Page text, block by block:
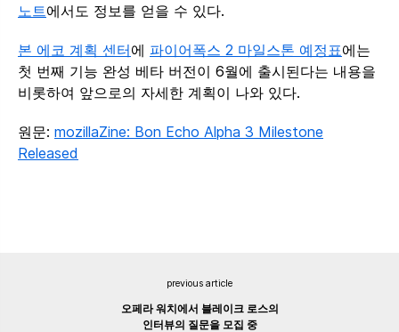
노트에서도 정보를 얻을 수 있다.
본 에코 계획 센터에 파이어폭스 2 마일스톤 예정표에는
첫 번째 기능 완성 베타 버전이 6월에 출시된다는 내용을
비롯하여 앞으로의 자세한 계획이 나와 있다.
원문: mozillaZine: Bon Echo Alpha 3 Milestone
Released
previous article
오페라 워치에서 블레이크 로스의
인터뷰의 질문을 모집 중